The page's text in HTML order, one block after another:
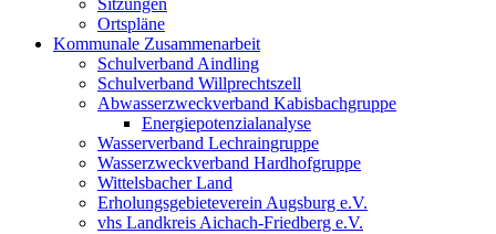
Sitzungen
Ortspläne
Kommunale Zusammenarbeit
Schulverband Aindling
Schulverband Willprechtszell
Abwasserzweckverband Kabisbachgruppe
Energiepotenzialanalyse
Wasserverband Lechraingruppe
Wasserzweckverband Hardhofgruppe
Wittelsbacher Land
Erholungsgebieteverein Augsburg e.V.
vhs Landkreis Aichach-Friedberg e.V.